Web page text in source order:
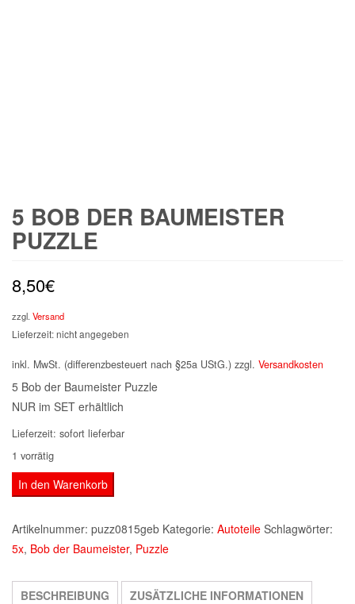
5 BOB DER BAUMEISTER
PUZZLE
8,50€
zzgl. Versand
Lieferzeit: nicht angegeben
inkl. MwSt. (differenzbesteuert nach §25a UStG.) zzgl. Versandkosten
5 Bob der Baumeister Puzzle
NUR im SET erhältlich
Lieferzeit: sofort lieferbar
1 vorrätig
Bob
der
Baumeister
Menge
In den Warenkorb
Artikelnummer: puzz0815geb Kategorie: Autoteile Schlagwörter:
5x, Bob der Baumeister, Puzzle
BESCHREIBUNG ZUSÄTZLICHE INFORMATIONEN